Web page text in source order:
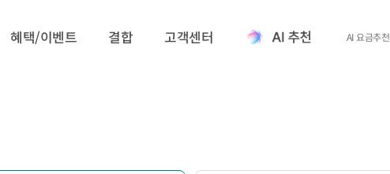
혜택/이벤트 결합 고객센터 AI 요금추천